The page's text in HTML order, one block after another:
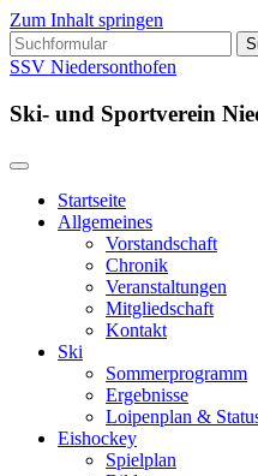
Zum Inhalt springen
Suchen
nach:
SSV Niedersonthofen
Ski- und Sportverein
Startseite
Allgemeines
Vorstandschaft
Chronik
Veranstaltungen
Mitgliedschaft
Kontakt
Ski
Sommerprogramm
Ergebnisse
Loipenplan &
Eishockey
Spielplan